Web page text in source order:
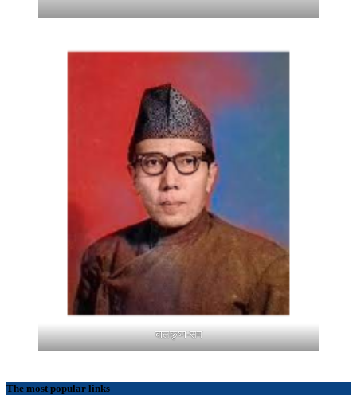
बालकृष्ण-सम
The most popular links